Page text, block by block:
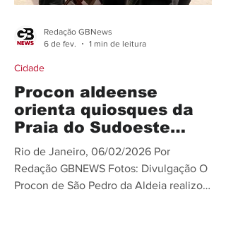
Procon aldeense
orienta quiosques da
Praia do Sudoeste
para o período de
Carnaval
Rio de Janeiro, 06/02/2026 Por
Redação GBNEWS Fotos: Divulgação O
Procon de São Pedro da Aldeia realizou,
Cidade
Redação GBNews
6 de fev.
1 min de leitura